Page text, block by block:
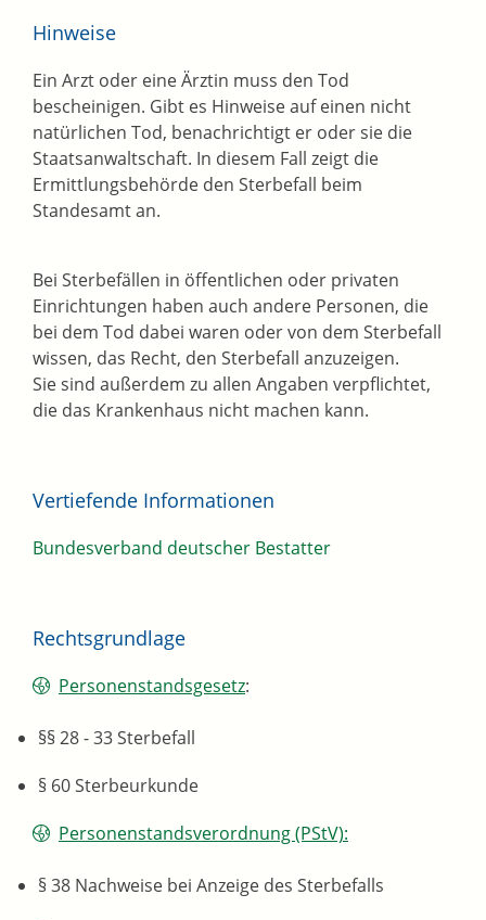
Hinweise
Ein Arzt oder eine Ärztin muss den Tod
bescheinigen. Gibt es Hinweise auf einen nicht
natürlichen Tod, benachrichtigt er oder sie die
Staatsanwaltschaft. In diesem Fall zeigt die
Ermittlungsbehörde den Sterbefall beim
Standesamt an.
Bei Sterbefällen in öffentlichen oder privaten
Einrichtungen haben auch andere Personen, die
bei dem Tod dabei waren oder von dem Sterbefall
wissen, das Recht, den Sterbefall anzuzeigen.
Sie sind außerdem zu allen Angaben verpflichtet,
die das Krankenhaus nicht machen kann.
Vertiefende Informationen
Bundesverband deutscher Bestatter
Rechtsgrundlage
Personenstandsgesetz:
§§ 28 - 33 Sterbefall
§ 60 Sterbeurkunde
Personenstandsverordnung (PStV):
§ 38 Nachweise bei Anzeige des Sterbefalls